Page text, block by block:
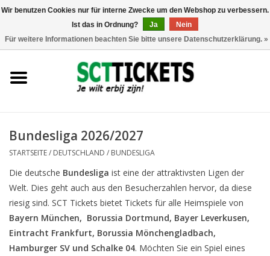
Frankreich
Bundesliga 2026/2027
STARTSEITE/ DEUTSCHLAND / BUNDESLIGA
Die deutsche Bundesliga ist eine der attraktivsten Ligen der
Welt. Dies geht auch aus den Besucherzahlen hervor, da diese
riesig sind. SCT Tickets bietet Tickets für alle Heimspiele von
Bayern München, Borussia Dortmund, Bayer Leverkusen,
Eintracht Frankfurt, Borussia Mönchengladbach,
Hamburger SV und Schalke 04. Möchten Sie ein Spiel eines
Wir benutzen Cookies nur für interne Zwecke um den Webshop zu verbessern.
Ist das in Ordnung?
Ja
Nein
Für weitere Informationen beachten Sie bitte unsere Datenschutzerklärung. »